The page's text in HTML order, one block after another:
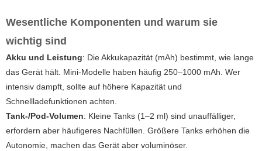
Wesentliche Komponenten und warum sie
wichtig sind
Akku und Leistung: Die Akkukapazität (mAh) bestimmt, wie lange
das Gerät hält. Mini-Modelle haben häufig 250–1000 mAh. Wer
intensiv dampft, sollte auf höhere Kapazität und
Schnellladefunktionen achten.
Tank-/Pod-Volumen: Kleine Tanks (1–2 ml) sind unauffälliger,
erfordern aber häufigeres Nachfüllen. Größere Tanks erhöhen die
Autonomie, machen das Gerät aber voluminöser.